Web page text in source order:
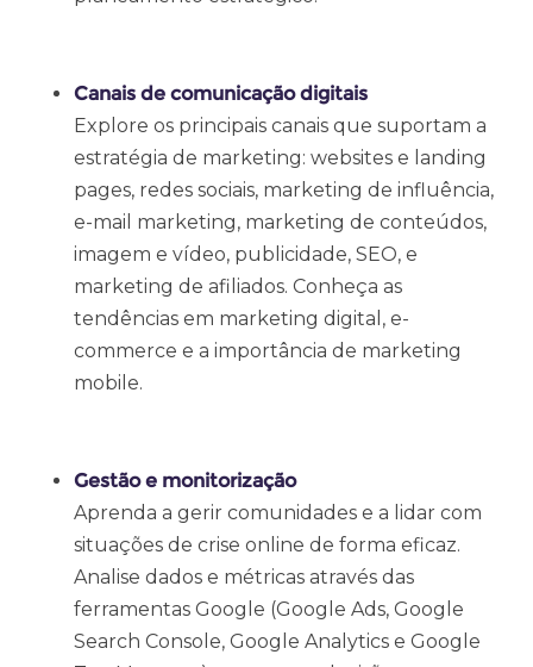
Canais de comunicação digitais
Explore os principais canais que suportam a
estratégia de marketing: websites e landing
pages, redes sociais, marketing de influência,
e-mail marketing, marketing de conteúdos,
imagem e vídeo, publicidade, SEO, e
marketing de afiliados. Conheça as
tendências em marketing digital, e-
commerce e a importância de marketing
mobile.
Gestão e monitorização
Aprenda a gerir comunidades e a lidar com
situações de crise online de forma eficaz.
Analise dados e métricas através das
ferramentas Google (Google Ads, Google
Search Console, Google Analytics e Google